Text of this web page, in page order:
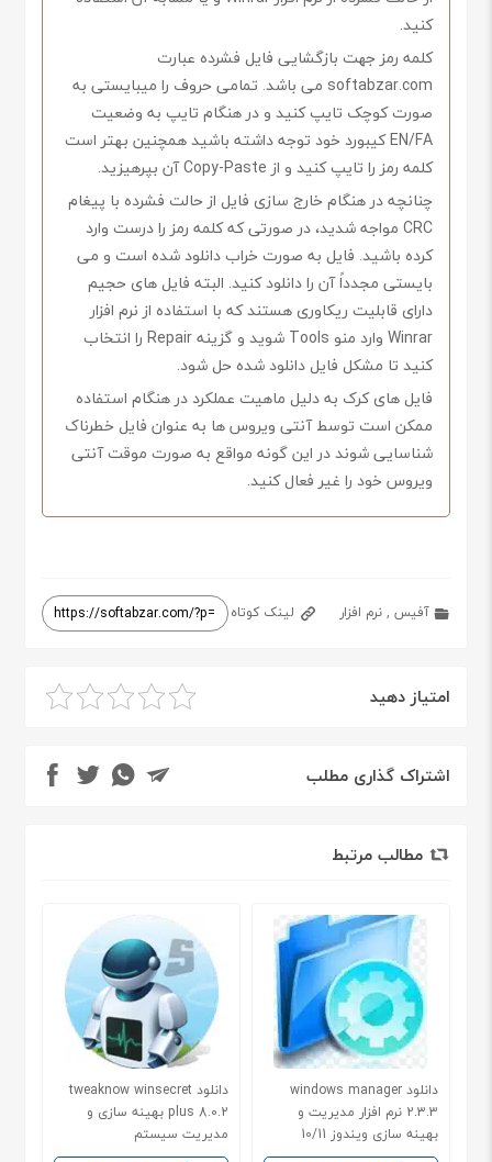
کنید.
کلمه رمز جهت بازگشایی فایل فشرده عبارت
softabzar.com می باشد. تمامی حروف را میبایستی به
صورت کوچک تایپ کنید و در هنگام تایپ به وضعیت
EN/FA کیبورد خود توجه داشته باشید همچنین بهتر است
کلمه رمز را تایپ کنید و از Copy-Paste آن بپرهیزید.
چنانچه در هنگام خارج سازی فایل از حالت فشرده با پیغام
CRC مواجه شدید، در صورتی که کلمه رمز را درست وارد
کرده باشید. فایل به صورت خراب دانلود شده است و می
بایستی مجدداً آن را دانلود کنید. البته فایل های حجیم
دارای قابلیت ریکاوری هستند که با استفاده از نرم افزار
Winrar وارد منو Tools شوید و گزینه Repair را انتخاب
کنید تا مشکل فایل دانلود شده حل شود.
فایل های کرک به دلیل ماهیت عملکرد در هنگام استفاده
ممکن است توسط آنتی ویروس ها به عنوان فایل خطرناک
شناسایی شوند در این گونه مواقع به صورت موقت آنتی
ویروس خود را غیر فعال کنید.
آفیس ,نرم افزار لینک کوتاه
امتیاز دهید
اشتراک گذاری مطلب
مطالب مرتبط
دانلود windows manager
2.3.3 نرم افزار مدیریت و
بهینه سازی ویندوز 10/11
دانلود tweaknow winsecret
plus 8.0.2 بهینه سازی و
مدیریت سیستم